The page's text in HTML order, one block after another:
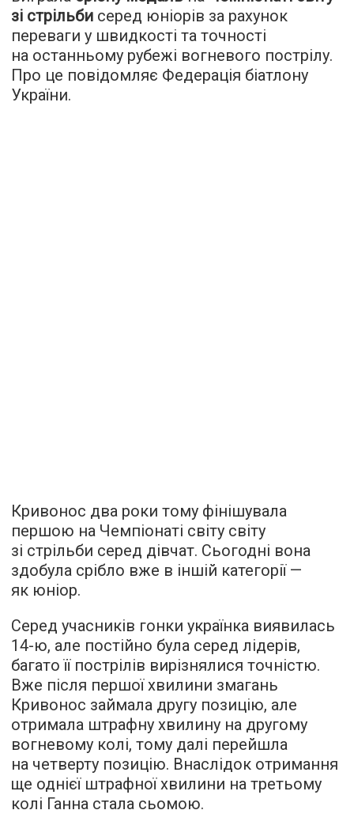
зі стрільби серед юніорів за рахунок
переваги у швидкості та точності
на останньому рубежі вогневого пострілу.
Про це повідомляє Федерація біатлону
України.
Кривонос два роки тому фінішувала
першою на Чемпіонаті світу світу
зі стрільби серед дівчат. Сьогодні вона
здобула срібло вже в іншій категорії —
як юніор.
Серед учасників гонки українка виявилась
14-ю, але постійно була серед лідерів,
багато її пострілів вирізнялися точністю.
Вже після першої хвилини змагань
Кривонос займала другу позицію, але
отримала штрафну хвилину на другому
вогневому колі, тому далі перейшла
на четверту позицію. Внаслідок отримання
ще однієї штрафної хвилини на третьому
колі Ганна стала сьомою.